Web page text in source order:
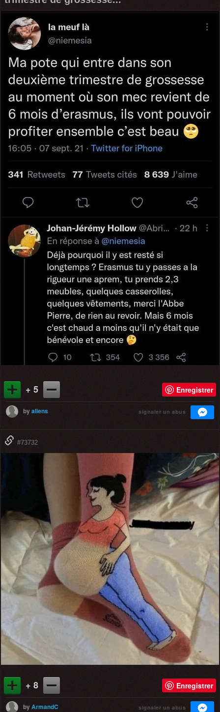
+ 5 Enregistrer
byaliens signaler un abus
#73732
+ 8 Enregistrer
byArmandC signaler un abus